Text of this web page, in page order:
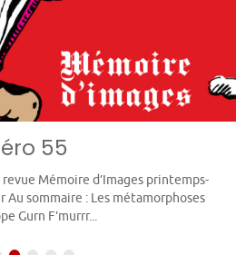
55
Mémoire d’Images printemps-
Au sommaire : Les métamorphoses
Gurn F’murrr...